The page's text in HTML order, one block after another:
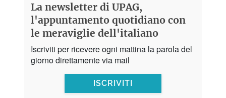
La newsletter di UPAG,
l'appuntamento quotidiano con
le meraviglie dell'italiano
Iscriviti per ricevere ogni mattina la parola del
giorno direttamente via mail
ISCRIVITI